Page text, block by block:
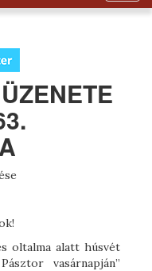
oltalma alatt húsvét
vasárnapján”